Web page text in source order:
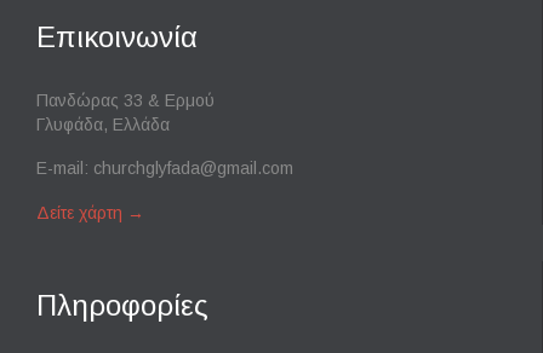
Επικοινωνία
Πανδώρας 33 & Ερμού
Γλυφάδα, Ελλάδα
E-mail: churchglyfada@gmail.com
Δείτε χάρτη →
Πληροφορίες